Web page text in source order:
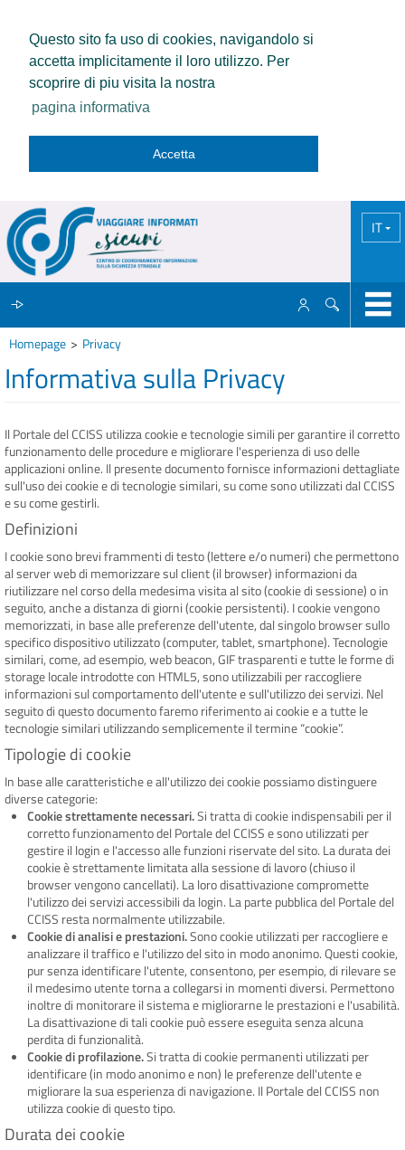
Questo sito fa uso di cookies, navigandolo si
accetta implicitamente il loro utilizzo. Per
scoprire di piu visita la nostra
pagina informativa
Accetta
IT
IL CCISS
INFO E MEDIA
IN VIAGGIO
Homepage Privacy
Informativa sulla Privacy
Il Portale del CCISS utilizza cookie e tecnologie simili per garantire il corretto
funzionamento delle procedure e migliorare l'esperienza di uso delle
applicazioni online. Il presente documento fornisce informazioni dettagliate
sull'uso dei cookie e di tecnologie similari, su come sono utilizzati dal CCISS
e su come gestirli.
Definizioni
I cookie sono brevi frammenti di testo (lettere e/o numeri) che permettono
al server web di memorizzare sul client (il browser) informazioni da
riutilizzare nel corso della medesima visita al sito (cookie di sessione) o in
seguito, anche a distanza di giorni (cookie persistenti). I cookie vengono
memorizzati, in base alle preferenze dell'utente, dal singolo browser sullo
specifico dispositivo utilizzato (computer, tablet, smartphone). Tecnologie
similari, come, ad esempio, web beacon, GIF trasparenti e tutte le forme di
storage locale introdotte con HTML5, sono utilizzabili per raccogliere
informazioni sul comportamento dell'utente e sull'utilizzo dei servizi. Nel
seguito di questo documento faremo riferimento ai cookie e a tutte le
tecnologie similari utilizzando semplicemente il termine “cookie”.
Tipologie di cookie
In base alle caratteristiche e all'utilizzo dei cookie possiamo distinguere
diverse categorie:
Cookie strettamente necessari.Si tratta di cookie indispensabili per il
corretto funzionamento del Portale del CCISS e sono utilizzati per
gestire il login e l'accesso alle funzioni riservate del sito. La durata dei
cookie è strettamente limitata alla sessione di lavoro (chiuso il
browser vengono cancellati). La loro disattivazione compromette
l'utilizzo dei servizi accessibili da login. La parte pubblica del Portale del
CCISS resta normalmente utilizzabile.
Cookie di analisi e prestazioni.Sono cookie utilizzati per raccogliere e
analizzare il traffico e l'utilizzo del sito in modo anonimo. Questi cookie,
pur senza identificare l'utente, consentono, per esempio, di rilevare se
il medesimo utente torna a collegarsi in momenti diversi. Permettono
inoltre di monitorare il sistema e migliorarne le prestazioni e l'usabilità.
La disattivazione di tali cookie può essere eseguita senza alcuna
perdita di funzionalità.
Cookie di profilazione.Si tratta di cookie permanenti utilizzati per
identificare (in modo anonimo e non) le preferenze dell'utente e
migliorare la sua esperienza di navigazione. Il Portale del CCISS non
utilizza cookie di questo tipo.
Durata dei cookie